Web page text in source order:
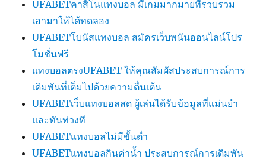
UFABETคาสิโนแทงบอล มีเกมมากมายที่รวบรวม
เอามาให้ได้ทดลอง
UFABETโบนัสแทงบอล สมัครเว็บพนันออนไลน์โปร
โมชั่นฟรี
แทงบอลตรงUFABET ให้คุณสัมผัสประสบการณ์การ
เดิมพันที่เต็มไปด้วยความตื่นเต้น
UFABETเว็บแทงบอลสด ผู้เล่นได้รับข้อมูลที่แม่นยำ
และทันท่วงที
UFABETแทงบอลไม่มีขั้นต่ำ
UFABETแทงบอลกินค่าน้ำ ประสบการณ์การเดิมพัน